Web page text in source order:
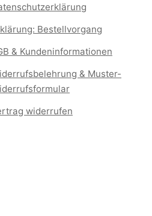
Bestellvorgang
& Kundeninformationen
& Muster-
widerrufen